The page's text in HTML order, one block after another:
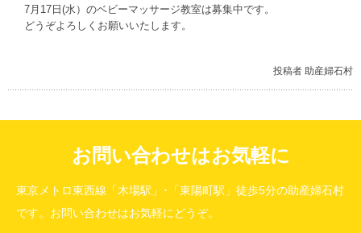
7月17日(水）のベビーマッサージ教室は募集中です。
どうぞよろしくお願いいたします。
投稿者 助産婦石村
お問い合わせはお気軽に
東京メトロ東西線「木場駅」･「東陽町駅」徒歩5分の助産婦石村
です。お問い合わせはお気軽にどうぞ。